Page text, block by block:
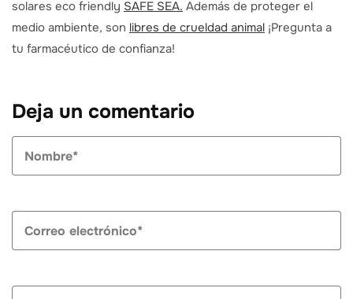
solares eco friendly SAFE SEA. Además de proteger el
medio ambiente, son libres de crueldad animal ¡Pregunta a
tu farmacéutico de confianza!
Deja un comentario